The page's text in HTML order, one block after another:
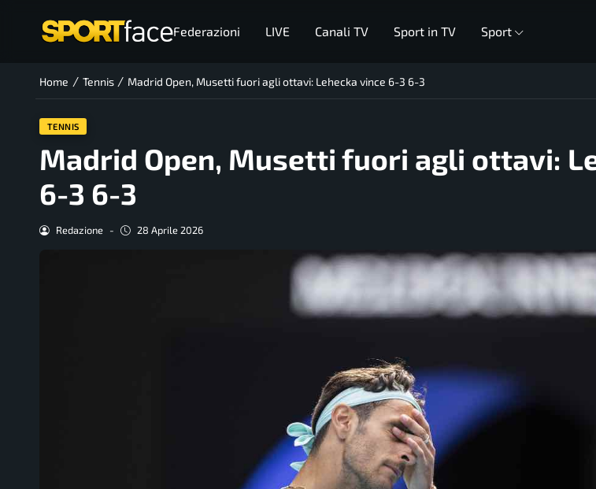
Federazioni LIVE Canali TV Sport in TV Sport
Home / Tennis / Madrid Open, Musetti fuori agli ottavi: Lehecka vince 6-3 6-3
TENNIS
Madrid Open, Musetti fuori agli ottavi:
6-3 6-3
Redazione - 28 Aprile 2026